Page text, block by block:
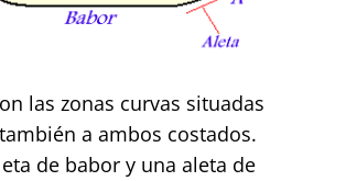
las zonas curvas situadas
a ambos costados.
de babor y una aleta de